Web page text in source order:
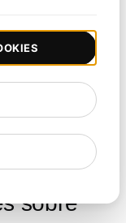
API RESTful
sin
sobre